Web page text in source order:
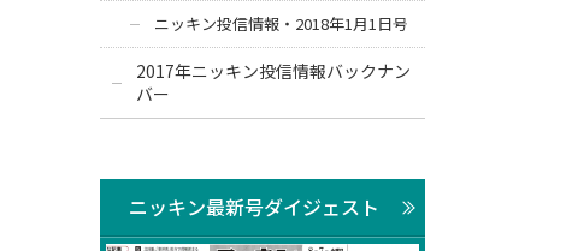
ニッキン投信情報・2018年1月1日号
2017年ニッキン投信情報バックナン
バー
ニッキン最新号ダイジェスト